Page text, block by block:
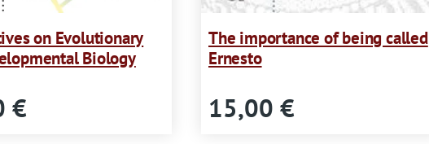
on Evolutionary
Biology
€
The importance of being called
Ernesto
15,00 €